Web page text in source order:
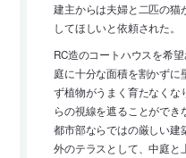
建主からは夫婦と二匹の猫
してほしいと依頼された。
RC造のコートハウスを希
庭に十分な面積を割かずに
ず植物がうまく育たなくな
らの視線を遮ることができ
都市部ならではの厳しい建
外のテラスとして、中庭と